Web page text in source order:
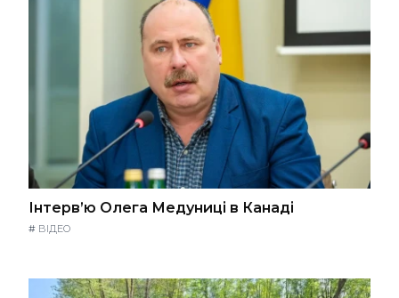
Інтерв’ю Олега Медуниці в Канаді
# ВІДЕО